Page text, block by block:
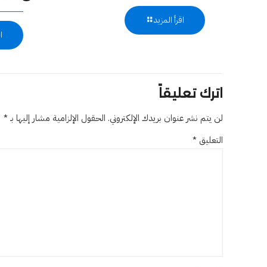
اقرأ المزيد
اترك تعليقاً
لن يتم نشر عنوان بريدك الإلكتروني. الحقول الإلزامية مشار إليها بـ*
التعليق *